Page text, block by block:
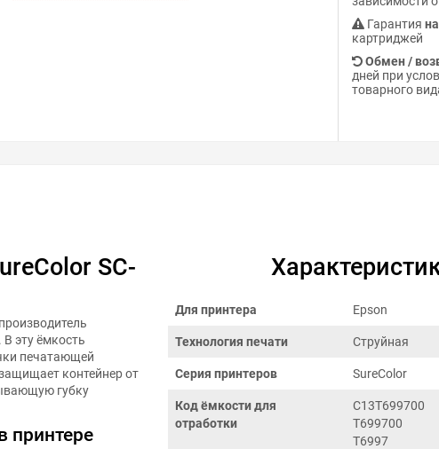
Гарантия
картриджей
Обмен /
дней при
товарного
SC-
эту ёмкость
печатающей
контейнер от
губку
принтере
Для принтера Epson
Технология печати Струйная
Серия принтеров SureColor
Код ёмкости для
отработки
C13T699700
T699700
T6997